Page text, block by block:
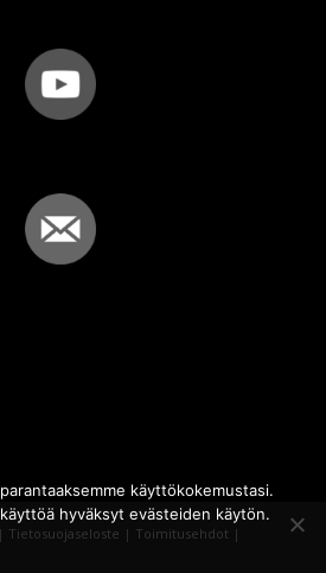
Tietosuojaseloste | Toimitusehdot |
käyttökokemustasi.
hyväksyt evästeiden käytön.